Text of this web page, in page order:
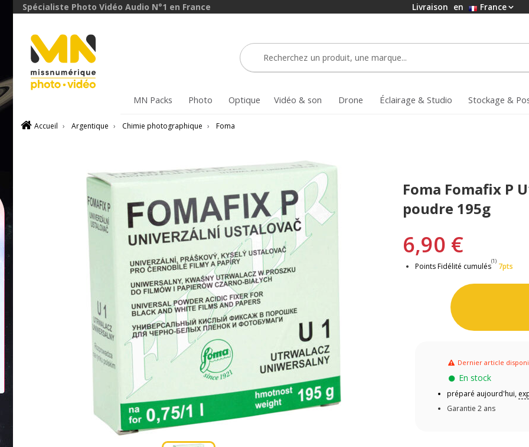
Spécialiste Photo Vidéo Audio N°1 en France Livraison en France
MN Packs Photo Optique Vidéo & son Drone Éclairage & Studio Stockage &
Accueil › Argentique › Chimie photographique › Foma
Foma Fomafix P
poudre 195g
6,90 €
Points Fidélité cumulés
(1)
7pts
Dernier article
En stock
préparé aujourd'hui,
Garantie 2 ans